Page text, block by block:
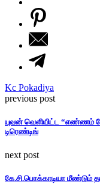
Kc Pokadiya
previous post
யுவன் வெளியிட்ட “எண்ணம்
டிரெண்டிங்
next post
கே.சி.பொக்காடியா மீண்டும்